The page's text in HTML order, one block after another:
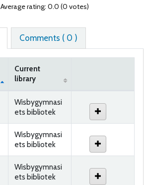
Average rating: 0.0 (0 votes)
Comments ( 0 )
Current
library
Wisbygymnasi
ets bibliotek
Wisbygymnasi
ets bibliotek
Wisbygymnasi
ets bibliotek